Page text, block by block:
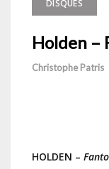
DISQUES
Holden –
Christophe Patris
HOLDEN –